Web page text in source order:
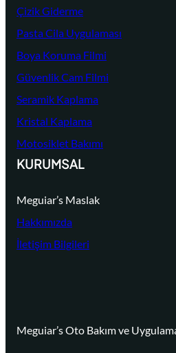
Çizik Giderme
Pasta Cila Uygulaması
Boya Koruma Filmi
Güvenlik Cam Filmi
Seramik Kaplama
Kristal Kaplama
Motosiklet Bakımı
KURUMSAL
Meguiar’s Maslak
Hakkımızda
İletişim Bilgileri
Meguiar’s Oto Bakım ve